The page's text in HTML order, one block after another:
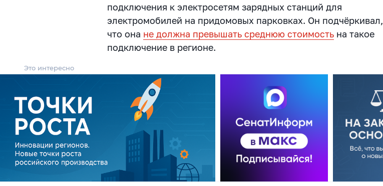
подключения к электросетям зарядных станций для
электромобилей на придомовых парковках. Он подчёркивал,
что она не должна превышать среднюю стоимость на такое
подключение в регионе.
Это интересно